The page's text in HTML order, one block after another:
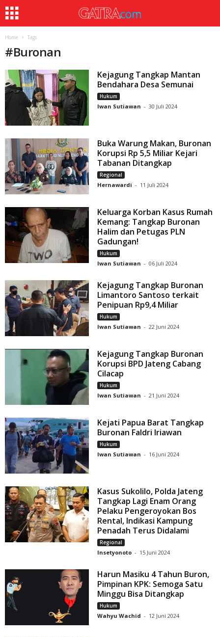
Home Tags
#Buronan
Kejagung Tangkap Mantan
Bendahara Desa Semunai
Hukum
Iwan Sutiawan - 30 Juli 2024
Buka Warung Makan, Buronan
Korupsi Rp 5,5 Miliar Kejari
Tabanan Ditangkap
Regional
Hernawardi - 11 Juli 2024
Keluarga Korban Kasus Rumah
Kemang: Tangkap Buronan
Halim dan Petugas PLN
Gadungan!
Hukum
Iwan Sutiawan - 06 Juli 2024
Kejagung Tangkap Buronan
Limantoro Santoso terkait
Penipuan Rp9,4 Miliar
Hukum
Iwan Sutiawan - 22 Juni 2024
Kejagung Tangkap Buronan
Korupsi BPD Jateng Cabang
Cilacap
Hukum
Iwan Sutiawan - 21 Juni 2024
Kejati Papua Barat Tangkap
Buronan Faldri Iriawan
Hukum
Iwan Sutiawan - 16 Juni 2024
Kasus Sukolilo, Polda Jateng
Tangkap Lagi Enam Orang
Pelaku Pengeroyokan Bos
Rental, Indikasi Kampung
Penadah Terus Didalami
Regional
Insetyonoto - 15 Juni 2024
Harun Masiku 4 Tahun Buron,
Pimpinan KPK: Semoga Satu
Minggu Bisa Ditangkap
Hukum
Wahyu Wachid - 12 Juni 2024